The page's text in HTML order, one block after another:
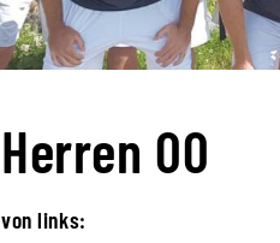
Herren 00
von links: